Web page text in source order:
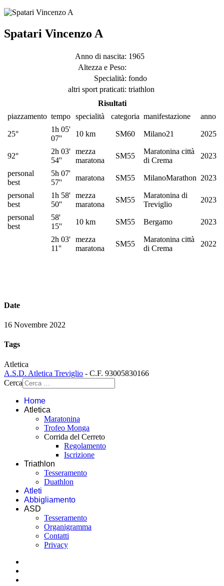
Spatari Vincenzo A
Anno di nascita: 1965
Altezza e Peso:
Specialità: fondo
altri sport praticati: triathlon
Risultati
piazzamento tempo specialità categoria manifestazione anno
25°
1h 05'
07''
10 km SM60 Milano21 2025
92°
2h 03'
54''
mezza
maratona
SM55
Maratonina città
di Crema
2023
personal
best
5h 07'
57''
maratona SM55 MilanoMarathon 2023
personal
best
1h 58'
50''
mezza
maratona
SM55
Maratonina di
Treviglio
2023
personal
best
58'
15''
10 km SM55 Bergamo 2023
2h 03'
11''
mezza
maratona
SM55
Maratonina città
di Crema
2022
Date
16 Novembre 2022
Tags
Atletica
A.S.D. Atletica Treviglio - C.F. 93005830166
Cerca
Home
Atletica
Maratonina
Trofeo Monga
Corrida del Cerreto
Regolamento
Iscrizione
Triathlon
Tesseramento
Duathlon
Atleti
Abbigliamento
ASD
Tesseramento
Organigramma
Contatti
Privacy